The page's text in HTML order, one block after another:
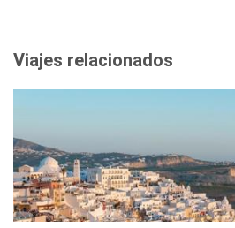
Viajes relacionados